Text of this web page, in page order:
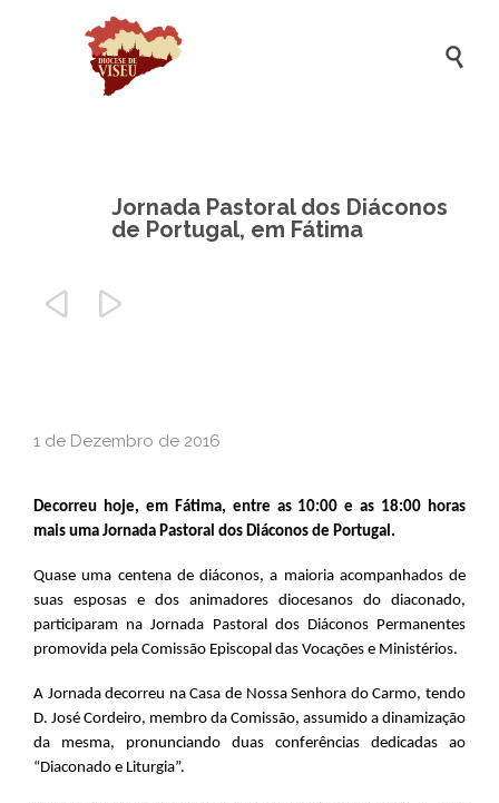

Jornada Pastoral dos Diáconos
de Portugal, em Fátima
 
1 de Dezembro de 2016
Decorreu hoje, em Fátima, entre as 10:00 e as 18:00 horas
mais uma Jornada Pastoral dos Diáconos de Portugal.
Quase uma centena de diáconos, a maioria acompanhados de
suas esposas e dos animadores diocesanos do diaconado,
participaram na Jornada Pastoral dos Diáconos Permanentes
promovida pela Comissão Episcopal das Vocações e Ministérios.
A Jornada decorreu na Casa de Nossa Senhora do Carmo, tendo
D. José Cordeiro, membro da Comissão, assumido a dinamização
da mesma, pronunciando duas conferências dedicadas ao
“Diaconado e Liturgia”.